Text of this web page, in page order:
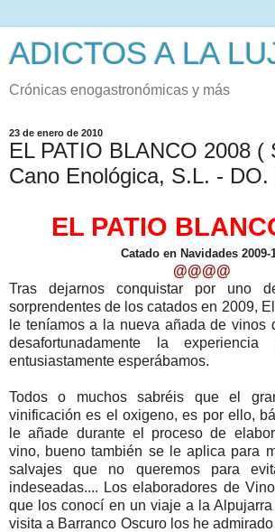
ADICTOS A LA
Crónicas enogastronómicas y más
23 de enero de 2010
EL PATIO BLANCO 2008 (
Cano Enológica, S.L. - DO.
EL PATIO
Catado en Navidades 2009-
@@@@
Tras dejarnos conquistar por uno
sorprendentes de los catados en 2009,
le teníamos a la nueva añada de vinos
desafortunadamente la
entusiastamente esperábamos.
Todos o muchos sabréis que el
vinificación es el oxigeno, es por ello,
le añade durante el proceso de
vino, bueno también se le aplica para
salvajes que no queremos para
indeseadas.... Los elaboradores de
que los conocí en un viaje a la
visita a Barranco Oscuro los he